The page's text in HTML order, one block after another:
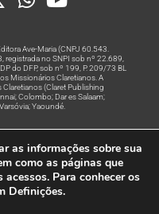
Ave-Maria (CNPJ 60.543.
no SNPI sob nº 22.689,
do DFP, sob nº 199, P. 209/73 BL
Missionários Claretianos. A
(Claret Publishing
Colombo; Dar es Salaam;
Yaoundé.
as informações sobre sua
como as páginas que
Para conhecer os
Definições.